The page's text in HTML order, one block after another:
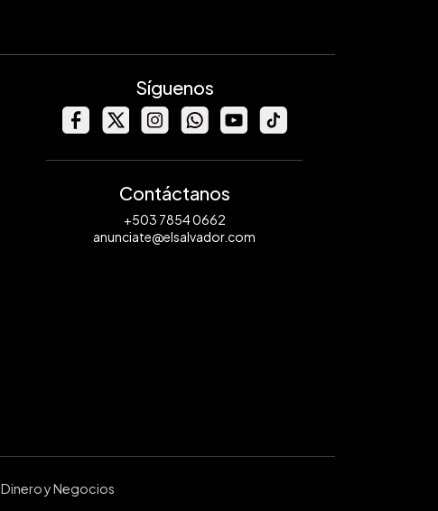
Síguenos
Contáctanos
+503 7854 0662
anunciate@elsalvador.com
Dinero y Negocios